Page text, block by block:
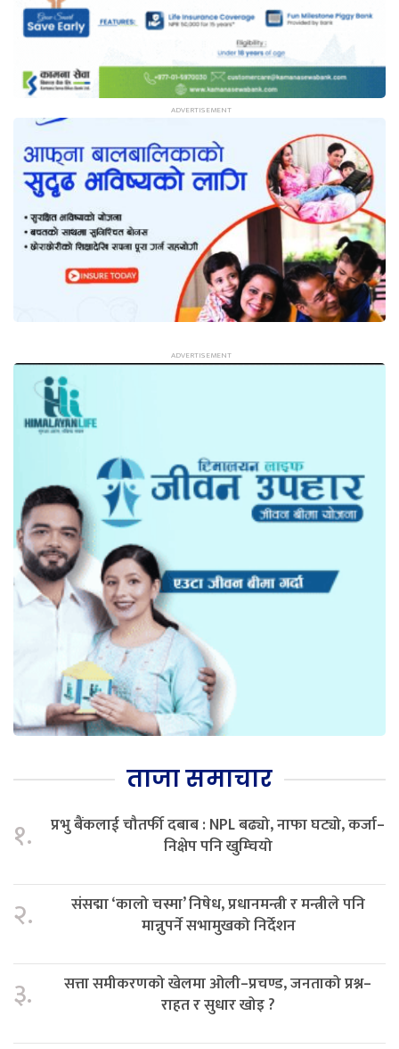
ताजा समाचार
१.
प्रभु बैंकलाई चौतर्फी दबाब : NPL बढ्यो, नाफा घट्यो, कर्जा–
निक्षेप पनि खुम्चियो
२.
संसद्मा ‘कालो चस्मा’ निषेध, प्रधानमन्त्री र मन्त्रीले पनि
मान्नुपर्ने सभामुखको निर्देशन
३.
सत्ता समीकरणको खेलमा ओली–प्रचण्ड, जनताको प्रश्न–
राहत र सुधार खोइ ?